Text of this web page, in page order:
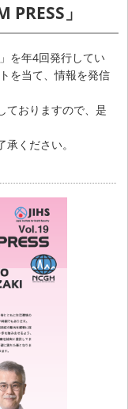
」
を年4回発行してい
を当て、情報を発信
ておりますので、是
ください。